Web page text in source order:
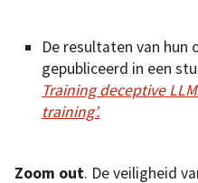
De resultaten van hun
gepubliceerd in een
Training deceptive
training’.
Zoom out. De veiligheid